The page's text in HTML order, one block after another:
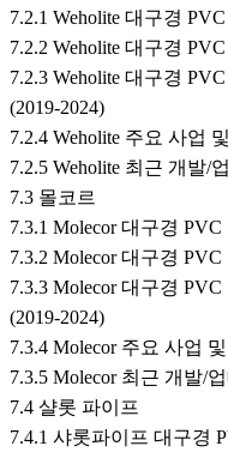
7.2.1 Weholite 대구경
7.2.2 Weholite 대구경
7.2.3 Weholite 대구경
(2019-2024)
7.2.4 Weholite 주요 사업
7.2.5 Weholite 최근 개발/
7.3 몰코르
7.3.1 Molecor 대구경
7.3.2 Molecor 대구경
7.3.3 Molecor 대구경
(2019-2024)
7.3.4 Molecor 주요 사업
7.3.5 Molecor 최근 개발/
7.4 샬롯 파이프
7.4.1 샤롯파이프 대구경